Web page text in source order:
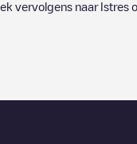
vervolgens naar Istres